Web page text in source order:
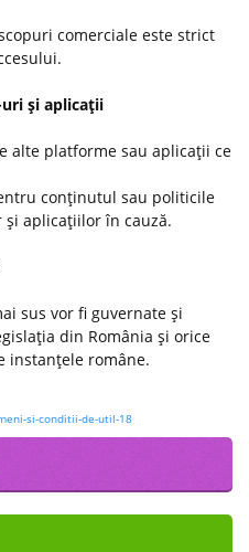
comerciale este strict
şi aplicaţii
alte platforme sau aplicaţii ce
conţinutul sau politicile
aplicaţiilor în cauză.
sus vor fi guvernate şi
din România şi orice
instanţele române.
si-conditii-de-util-18